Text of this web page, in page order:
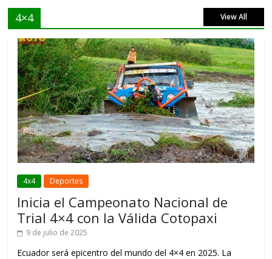
4×4 View All
4x4 Deportes
Inicia el Campeonato Nacional de
Trial 4×4 con la Válida Cotopaxi
9 de julio de 2025
Ecuador será epicentro del mundo del 4×4 en 2025. La